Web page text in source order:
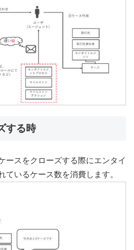
する時
ースをクローズする際にエンタイ
ているケース数を消費します。